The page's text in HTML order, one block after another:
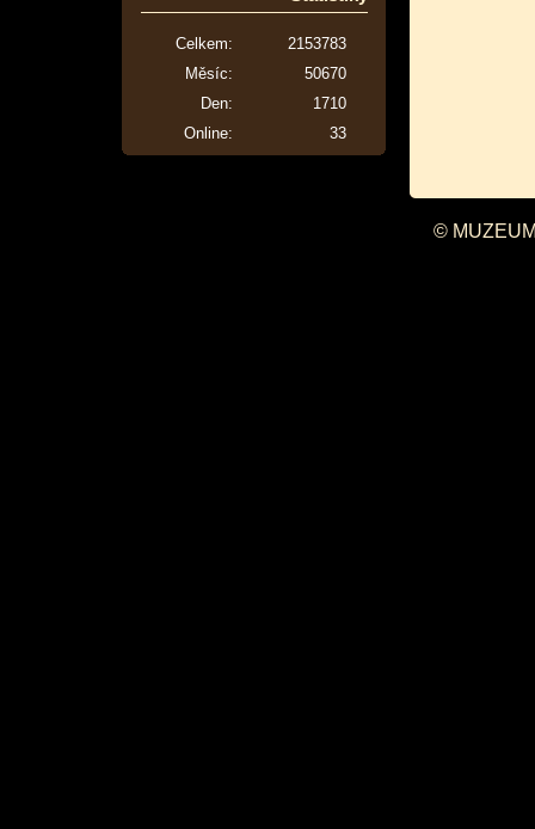
Online: 33
Celkem:
2153783
Měsíc:
50670
Den:
1710
©